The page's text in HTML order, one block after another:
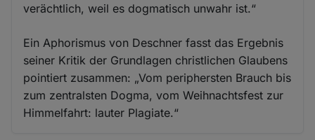
verächtlich, weil es dogmatisch unwahr ist.“
Ein Aphorismus von Deschner fasst das Ergebnis
seiner Kritik der Grundlagen christlichen Glaubens
pointiert zusammen: „Vom periphersten Brauch bis
zum zentralsten Dogma, vom Weihnachtsfest zur
Himmelfahrt: lauter Plagiate.“